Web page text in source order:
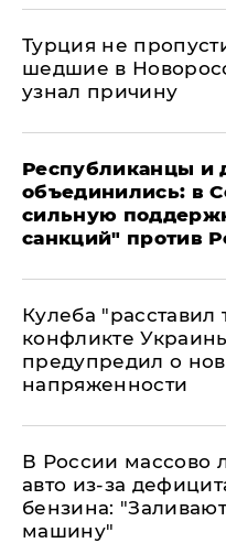
Турция не
шедшие в
узнал причину
Республиканцы и
объединились: в
сильную
санкций" против
Кулеба "расставил
конфликте
предупредил о
напряженности
В России массово
авто из-за
бензина:
машину"